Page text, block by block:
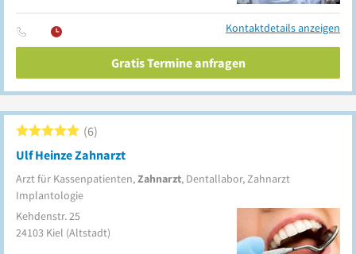
Kontaktdetails anzeigen
Gratis Termine anfragen
Ulf Heinze Zahnarzt
Arzt für Kassenpatienten,Zahnarzt, Dentallabor, Zahnarzt
Implantologie
6
Kehdenstr. 25
24103 Kiel (Altstadt)